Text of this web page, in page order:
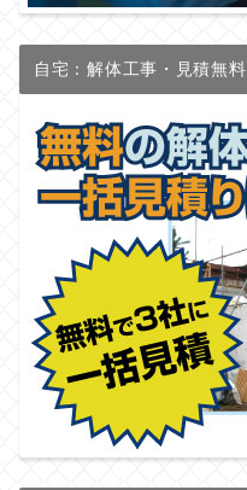
自宅：解体工事・見積無料